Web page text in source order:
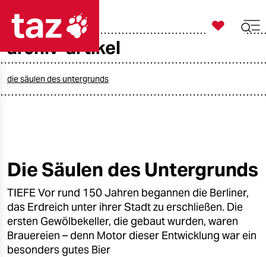
taz zahl ich
öko
gesellschaft
kultur
sport

taz zahl ich
archiv-artikel
die säulen des untergrunds
Die Säulen des Untergrunds
TIEFE Vor rund 150 Jahren begannen die Berliner,
das Erdreich unter ihrer Stadt zu erschließen. Die
ersten Gewölbekeller, die gebaut wurden, waren
Brauereien – denn Motor dieser Entwicklung war ein
besonders gutes Bier